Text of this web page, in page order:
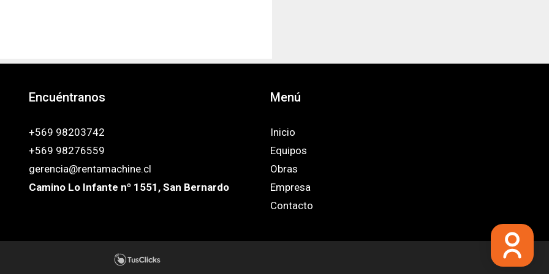
Encuéntranos
+569 98203742
+569 98276559
gerencia@rentamachine.cl
Camino Lo Infante nº 1551, San Bernardo
Menú
Inicio
Equipos
Obras
Empresa
Contacto